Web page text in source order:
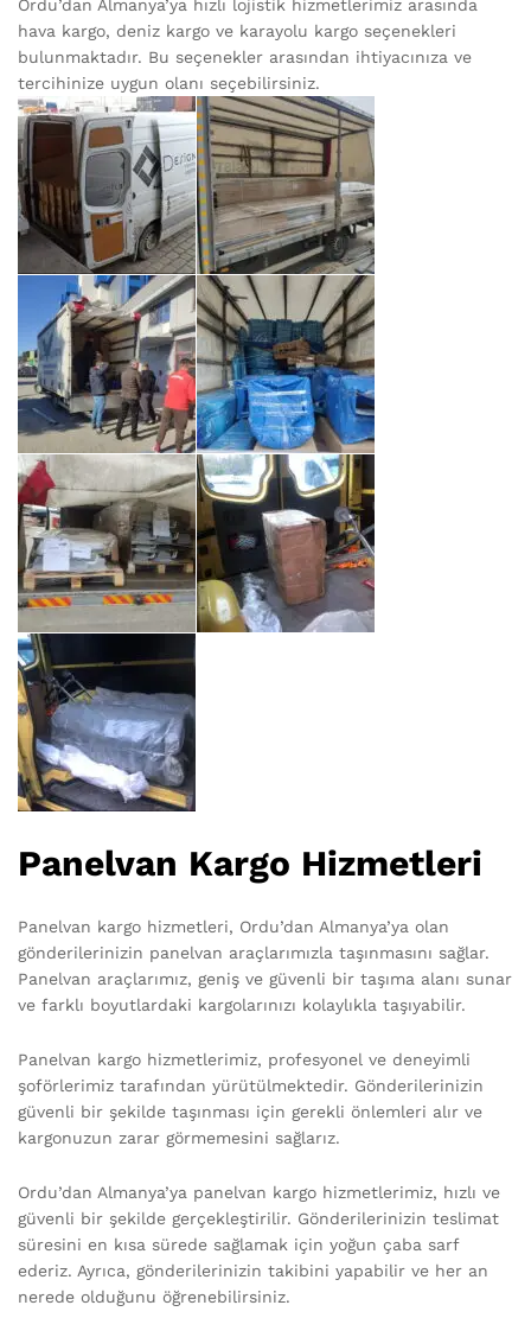
Ordu’dan Almanya’ya hızlı lojistik hizmetlerimiz arasında
hava kargo, deniz kargo ve karayolu kargo seçenekleri
bulunmaktadır. Bu seçenekler arasından ihtiyacınıza ve
tercihinize uygun olanı seçebilirsiniz.
Panelvan Kargo Hizmetleri
Panelvan kargo hizmetleri, Ordu’dan Almanya’ya olan
gönderilerinizin panelvan araçlarımızla taşınmasını sağlar.
Panelvan araçlarımız, geniş ve güvenli bir taşıma alanı sunar
ve farklı boyutlardaki kargolarınızı kolaylıkla taşıyabilir.
Panelvan kargo hizmetlerimiz, profesyonel ve deneyimli
şoförlerimiz tarafından yürütülmektedir. Gönderilerinizin
güvenli bir şekilde taşınması için gerekli önlemleri alır ve
kargonuzun zarar görmemesini sağlarız.
Ordu’dan Almanya’ya panelvan kargo hizmetlerimiz, hızlı ve
güvenli bir şekilde gerçekleştirilir. Gönderilerinizin teslimat
süresini en kısa sürede sağlamak için yoğun çaba sarf
ederiz. Ayrıca, gönderilerinizin takibini yapabilir ve her an
nerede olduğunu öğrenebilirsiniz.